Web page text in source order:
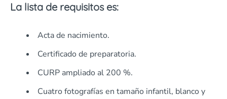
La lista de requisitos es:
Acta de nacimiento.
Certificado de preparatoria.
CURP ampliado al 200 %.
Cuatro fotografías en tamaño infantil, blanco y